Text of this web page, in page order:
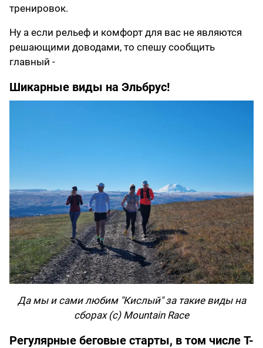
тренировок.
Ну а если рельеф и комфорт для вас не являются
решающими доводами, то спешу сообщить
главный -
Шикарные виды на Эльбрус!
Да мы и сами любим "Кислый" за такие виды на
сборах (с) Mountain Race
Регулярные беговые старты, в том числе T-